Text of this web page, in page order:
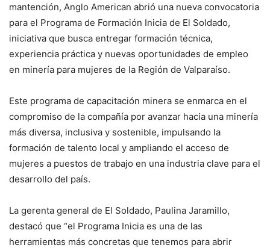
mantención, Anglo American abrió una nueva convocatoria
para el Programa de Formación Inicia de El Soldado,
iniciativa que busca entregar formación técnica,
experiencia práctica y nuevas oportunidades de empleo
en minería para mujeres de la Región de Valparaíso.
Este programa de capacitación minera se enmarca en el
compromiso de la compañía por avanzar hacia una minería
más diversa, inclusiva y sostenible, impulsando la
formación de talento local y ampliando el acceso de
mujeres a puestos de trabajo en una industria clave para el
desarrollo del país.
La gerenta general de El Soldado, Paulina Jaramillo,
destacó que “el Programa Inicia es una de las
herramientas más concretas que tenemos para abrir